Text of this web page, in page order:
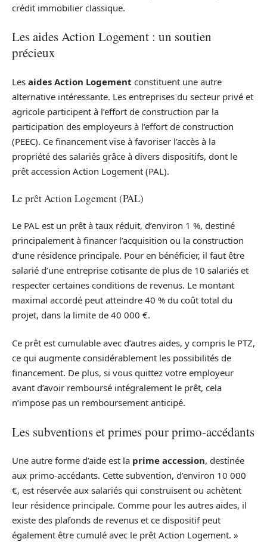
crédit immobilier classique.
Les aides Action Logement : un soutien
précieux
Les aides Action Logement constituent une autre
alternative intéressante. Les entreprises du secteur privé et
agricole participent à l’effort de construction par la
participation des employeurs à l’effort de construction
(PEEC). Ce financement vise à favoriser l’accès à la
propriété des salariés grâce à divers dispositifs, dont le
prêt accession Action Logement (PAL).
Le prêt Action Logement (PAL)
Le PAL est un prêt à taux réduit, d’environ 1 %, destiné
principalement à financer l’acquisition ou la construction
d’une résidence principale. Pour en bénéficier, il faut être
salarié d’une entreprise cotisante de plus de 10 salariés et
respecter certaines conditions de revenus. Le montant
maximal accordé peut atteindre 40 % du coût total du
projet, dans la limite de 40 000 €.
Ce prêt est cumulable avec d’autres aides, y compris le PTZ,
ce qui augmente considérablement les possibilités de
financement. De plus, si vous quittez votre employeur
avant d’avoir remboursé intégralement le prêt, cela
n’impose pas un remboursement anticipé.
Les subventions et primes pour primo-accédants
Une autre forme d’aide est la prime accession, destinée
aux primo-accédants. Cette subvention, d’environ 10 000
€, est réservée aux salariés qui construisent ou achètent
leur résidence principale. Comme pour les autres aides, il
existe des plafonds de revenus et ce dispositif peut
également être cumulé avec le prêt Action Logement. »